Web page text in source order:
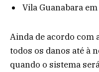
Vila Guanabara
Ainda de acordo com
todos os danos até à
quando o sistema